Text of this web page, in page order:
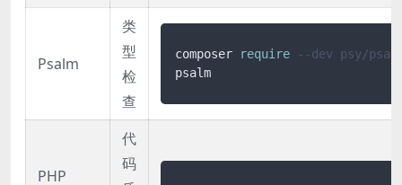
Psalm
类
型
检
查
composer require
--dev psy/
psalm
PHP
代
码